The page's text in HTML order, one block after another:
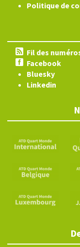
Politique de
Fil des
Facebook
Bluesky
Linkedin